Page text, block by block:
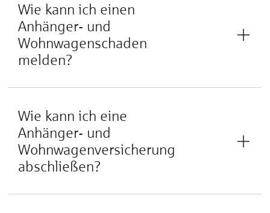
Wie kann ich einen
Anhänger- und
Wohnwagenschaden
melden?
Wie kann ich eine
Anhänger- und
Wohnwagenversicherung
abschließen?